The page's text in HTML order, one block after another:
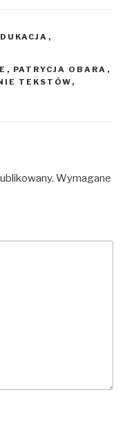
,
, PATRYCJA OBARA ,
TEKSTÓW ,
Wymagane